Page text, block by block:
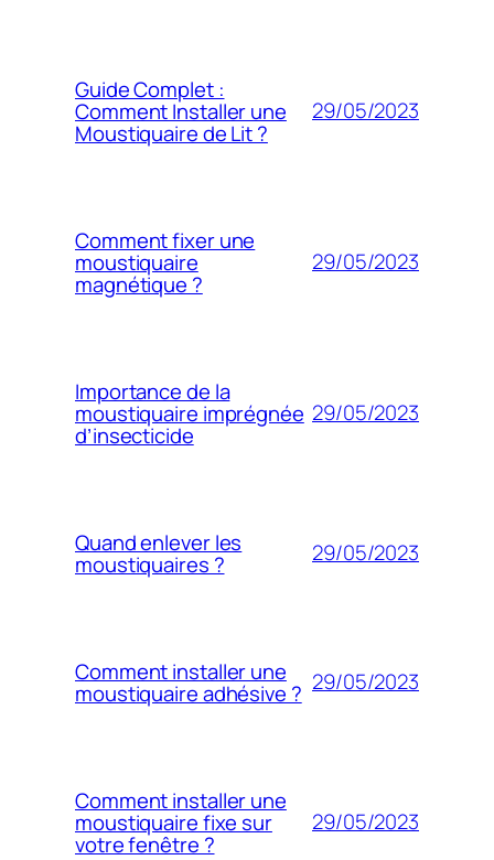
Guide Complet :
Comment Installer une
Moustiquaire de Lit ?
29/05/2023
Comment fixer une
moustiquaire
magnétique ?
29/05/2023
Importance de la
moustiquaire imprégnée
d’insecticide
29/05/2023
Quand enlever les
moustiquaires ? 29/05/2023
Comment installer une
moustiquaire adhésive ? 29/05/2023
Comment installer une
moustiquaire fixe sur
votre fenêtre ?
29/05/2023